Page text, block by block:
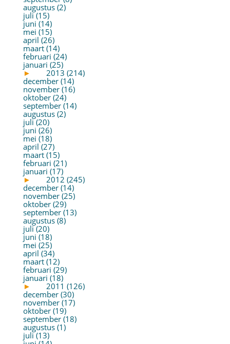
augustus (2)
juli (15)
juni (14)
mei (15)
april (26)
maart (14)
februari (24)
januari (25)
►
2013 (214)
december (14)
november (16)
oktober (24)
september (14)
augustus (2)
juli (20)
juni (26)
mei (18)
april (27)
maart (15)
februari (21)
januari (17)
►
2012 (245)
december (14)
november (25)
oktober (29)
september (13)
augustus (8)
juli (20)
juni (18)
mei (25)
april (34)
maart (12)
februari (29)
januari (18)
►
2011 (126)
december (30)
november (17)
oktober (19)
september (18)
augustus (1)
juli (13)